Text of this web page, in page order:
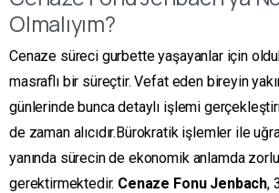
Olmalıyım?
Cenaze süreci gurbette yaşayanlar için
masraflı bir süreçtir. Vefat eden bireyin
günlerinde bunca detaylı işlemi
de zaman alıcıdır.Bürokratik işlemler ile
yanında sürecin de ekonomik anlamda
gerektirmektedir. Cenaze FonuJenbach,